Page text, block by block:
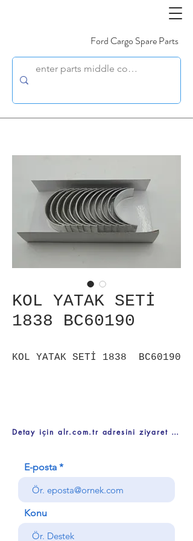
Ford Cargo Spare Parts
KOL YATAK SETİ
1838 BC60190
KOL YATAK SETİ 1838 BC60190
Detay için alr.com.tr adresini ziyaret ediniz
E-posta
Konu